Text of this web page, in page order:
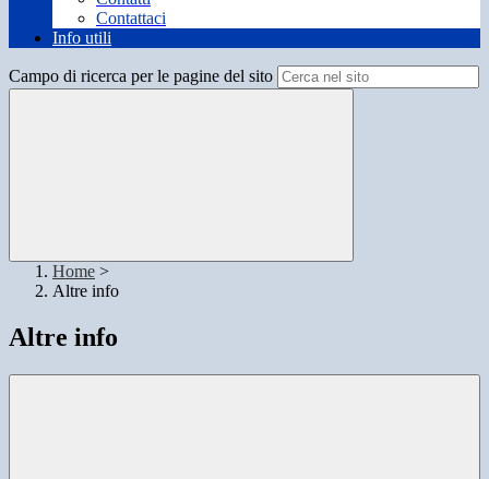
Contattaci
Info utili
Campo di ricerca per le pagine del sito
Home >
Altre info
Altre info